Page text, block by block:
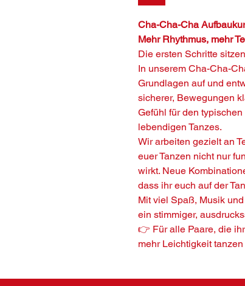
Cha-Cha-Cha
Mehr Rhythmus, mehr
Die ersten Schritte
In unserem Cha-Cha-
Grundlagen auf und
sicherer, Bewegungen
Gefühl für den
lebendigen Tanzes.
Wir arbeiten gezielt an
euer Tanzen nicht nur
wirkt. Neue
dass ihr euch auf der
Mit viel Spaß, Musik
ein stimmiger,
👉 Für alle Paare, die
mehr Leichtigkeit